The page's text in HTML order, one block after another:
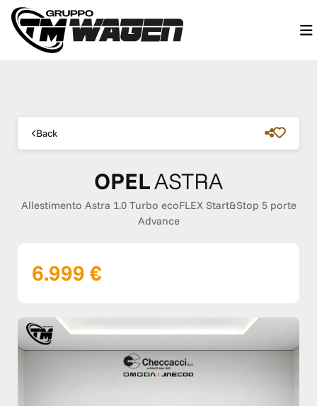
Back
OPELASTRA
Allestimento Astra 1.0 Turbo ecoFLEX Start&Stop 5 porte
Advance
6.999 €